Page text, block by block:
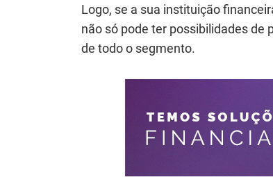
Logo, se a sua instituição
não só pode ter possibilidades
de todo o segmento.